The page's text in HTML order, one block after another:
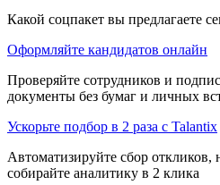
Какой соцпакет вы предлагаете
Оформляйте кандидатов онлайн
Проверяйте сотрудников и
документы без бумаг и личных
Ускорьте подбор в 2 раза с Talantix
Автоматизируйте сбор откликов,
собирайте аналитику в 2 клика